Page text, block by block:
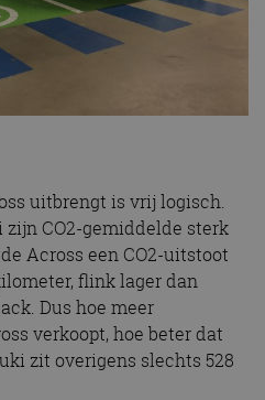
uitbrengt is vrij logisch.
CO2-gemiddelde sterk
Across een CO2-uitstoot
flink lager dan
Dus hoe meer
verkoopt, hoe beter dat
zit overigens slechts 528